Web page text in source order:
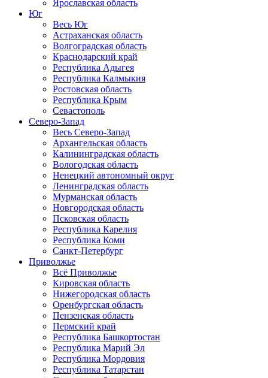
Ярославская область
Юг
Весь Юг
Астраханская область
Волгоградская область
Краснодарский край
Республика Адыгея
Республика Калмыкия
Ростовская область
Республика Крым
Севастополь
Северо-Запад
Весь Северо-Запад
Архангельская область
Калининградская область
Вологодская область
Ненецкий автономный округ
Ленинградская область
Мурманская область
Новгородская область
Псковская область
Республика Карелия
Республика Коми
Санкт-Петербург
Приволжье
Всё Приволжье
Кировская область
Нижегородская область
Оренбургская область
Пензенская область
Пермский край
Республика Башкортостан
Республика Марий Эл
Республика Мордовия
Республика Татарстан